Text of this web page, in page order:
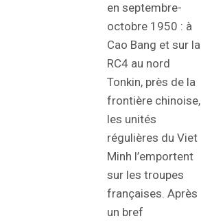
en septembre-
octobre 1950 : à
Cao Bang et sur la
RC4 au nord
Tonkin, près de la
frontière chinoise,
les unités
régulières du Viet
Minh l’emportent
sur les troupes
françaises. Après
un bref